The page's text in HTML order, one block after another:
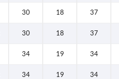
30 18 37
30 18 37
34 19 34
34 19 34